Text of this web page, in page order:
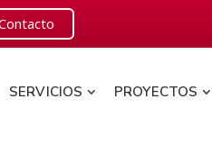
SERVICIOS PROYECTOS